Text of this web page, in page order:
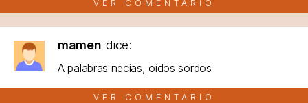
VER COMENTARIO
mamen dice:
A palabras necias, oídos sordos
VER COMENTARIO